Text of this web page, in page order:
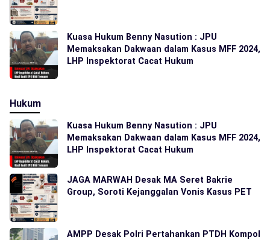
Kuasa Hukum Benny Nasution : JPU
Memaksakan Dakwaan dalam Kasus MFF 2024,
LHP Inspektorat Cacat Hukum
Hukum
Kuasa Hukum Benny Nasution : JPU
Memaksakan Dakwaan dalam Kasus MFF 2024,
LHP Inspektorat Cacat Hukum
JAGA MARWAH Desak MA Seret Bakrie
Group, Soroti Kejanggalan Vonis Kasus PET
AMPP Desak Polri Pertahankan PTDH Kompol